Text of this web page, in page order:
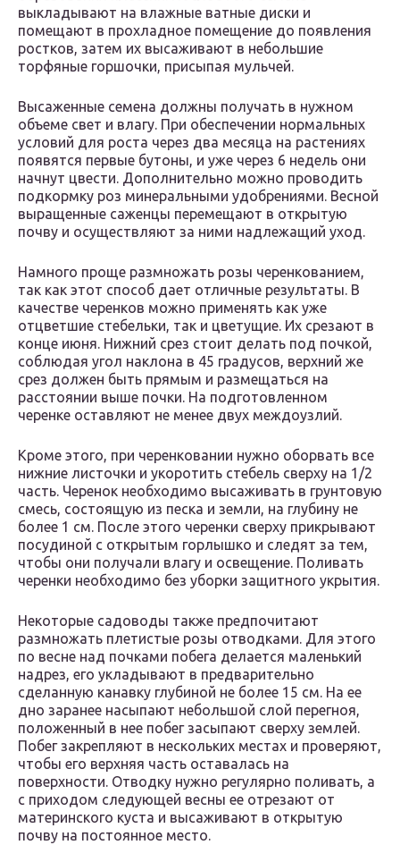
выкладывают на влажные ватные диски и
помещают в прохладное помещение до появления
ростков, затем их высаживают в небольшие
торфяные горшочки, присыпая мульчей.
Высаженные семена должны получать в нужном
объеме свет и влагу. При обеспечении нормальных
условий для роста через два месяца на растениях
появятся первые бутоны, и уже через 6 недель они
начнут цвести. Дополнительно можно проводить
подкормку роз минеральными удобрениями. Весной
выращенные саженцы перемещают в открытую
почву и осуществляют за ними надлежащий уход.
Намного проще размножать розы черенкованием,
так как этот способ дает отличные результаты. В
качестве черенков можно применять как уже
отцветшие стебельки, так и цветущие. Их срезают в
конце июня. Нижний срез стоит делать под почкой,
соблюдая угол наклона в 45 градусов, верхний же
срез должен быть прямым и размещаться на
расстоянии выше почки. На подготовленном
черенке оставляют не менее двух междоузлий.
Кроме этого, при черенковании нужно оборвать все
нижние листочки и укоротить стебель сверху на 1/2
часть. Черенок необходимо высаживать в грунтовую
смесь, состоящую из песка и земли, на глубину не
более 1 см. После этого черенки сверху прикрывают
посудиной с открытым горлышко и следят за тем,
чтобы они получали влагу и освещение. Поливать
черенки необходимо без уборки защитного укрытия.
Некоторые садоводы также предпочитают
размножать плетистые розы отводками. Для этого
по весне над почками побега делается маленький
надрез, его укладывают в предварительно
сделанную канавку глубиной не более 15 см. На ее
дно заранее насыпают небольшой слой перегноя,
положенный в нее побег засыпают сверху землей.
Побег закрепляют в нескольких местах и проверяют,
чтобы его верхняя часть оставалась на
поверхности. Отводку нужно регулярно поливать, а
с приходом следующей весны ее отрезают от
материнского куста и высаживают в открытую
почву на постоянное место.